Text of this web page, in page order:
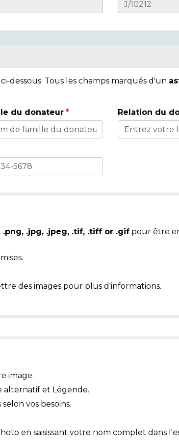
dessous. Tous les champs marqués d'un
du donateur Relation du
.png, .jpg, .jpeg, .tif, .tiff or .gif pour être
des images pour plus d'informations.
image.
alternatif et Légende.
vos besoins.
en saisissant votre nom complet dans